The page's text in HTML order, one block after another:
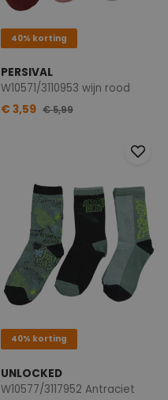
40% korting
PERSIVAL
W10571/3110953 wijn rood
€ 3,59 € 5,99
40% korting
UNLOCKED
W10577/3117952 Antraciet